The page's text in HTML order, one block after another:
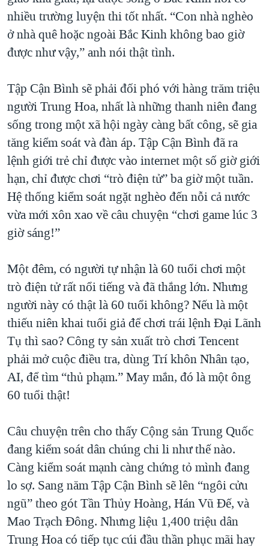
nhiều trường luyện thi tốt nhất. “Con nhà nghèo
ở nhà quê hoặc ngoài Bắc Kinh không bao giờ
được như vậy,” anh nói thật tình.
Tập Cận Bình sẽ phải đối phó với hàng trăm triệu
người Trung Hoa, nhất là những thanh niên đang
sống trong một xã hội ngày càng bất công, sẽ gia
tăng kiểm soát và đàn áp. Tập Cận Bình đã ra
lệnh giới trẻ chỉ được vào internet một số giờ giới
hạn, chỉ được chơi “trò điện tử” ba giờ một tuần.
Hệ thống kiểm soát ngặt nghèo đến nỗi cả nước
vừa mới xôn xao về câu chuyện “chơi game lúc 3
giờ sáng!”
Một đêm, có người tự nhận là 60 tuổi chơi một
trò điện tử rất nổi tiếng và đã thắng lớn. Nhưng
người này có thật là 60 tuổi không? Nếu là một
thiếu niên khai tuổi giả để chơi trái lệnh Đại Lãnh
Tụ thì sao? Công ty sản xuất trò chơi Tencent
phải mở cuộc điều tra, dùng Trí khôn Nhân tạo,
AI, để tìm “thủ phạm.” May mắn, đó là một ông
60 tuổi thật!
Câu chuyện trên cho thấy Cộng sản Trung Quốc
đang kiểm soát dân chúng chi li như thế nào.
Càng kiểm soát mạnh càng chứng tỏ mình đang
lo sợ. Sang năm Tập Cận Bình sẽ lên “ngôi cửu
ngũ” theo gót Tần Thủy Hoàng, Hán Vũ Đế, và
Mao Trạch Đông. Nhưng liệu 1,400 triệu dân
Trung Hoa có tiếp tục cúi đầu thần phục mãi hay